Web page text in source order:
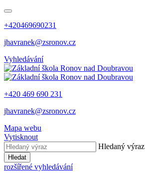
+420469690231
jhavranek@zsronov.cz
Vyhledávání
+420 469 690 231
jhavranek@zsronov.cz
Mapa webu
Vytisknout
Hledaný výraz
Hledat
rozšířené vyhledávání